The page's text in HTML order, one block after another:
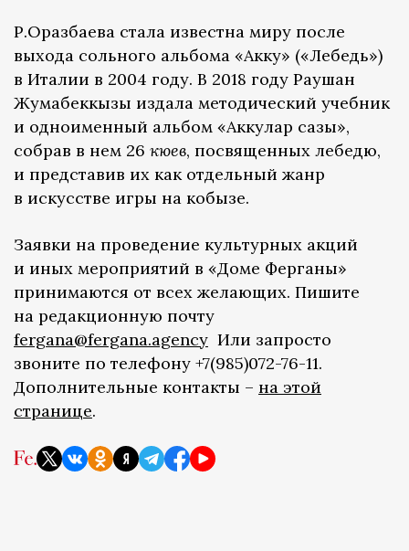
Р.Оразбаева стала известна миру после
выхода сольного альбома «Акку» («Лебедь»)
в Италии в 2004 году. В 2018 году Раушан
Жумабеккызы издала методический учебник
и одноименный альбом «Аккулар сазы»,
собрав в нем 26 кюев, посвященных лебедю,
и представив их как отдельный жанр
в искусстве игры на кобызе.
Заявки на проведение культурных акций
и иных мероприятий в «Доме Ферганы»
принимаются от всех желающих. Пишите
на редакционную почту
fergana@fergana.agency Или запросто
звоните по телефону +7(985)072-76-11.
Дополнительные контакты – на этой
странице.